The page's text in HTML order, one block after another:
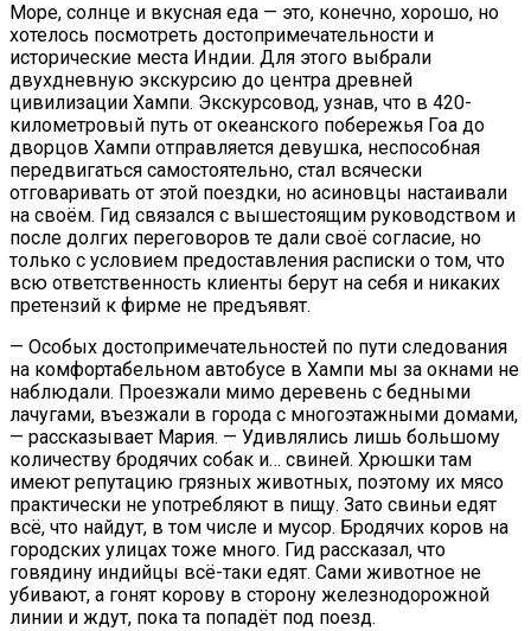
Море, солнце и вкусная еда — это, конечно, хорошо, но
хотелось посмотреть достопримечательности и
исторические места Индии. Для этого выбрали
двухдневную экскурсию до центра древней
цивилизации Хампи. Экскурсовод, узнав, что в 420-
километровый путь от океанского побережья Гоа до
дворцов Хампи отправляется девушка, неспособная
передвигаться самостоятельно, стал всячески
отговаривать от этой поездки, но асиновцы настаивали
на своём. Гид связался с вышестоящим руководством и
после долгих переговоров те дали своё согласие, но
только с условием предоставления расписки о том, что
всю ответственность клиенты берут на себя и никаких
претензий к фирме не предъявят.
— Особых достопримечательностей по пути следования
на комфортабельном автобусе в Хампи мы за окнами не
наблюдали. Проезжали мимо деревень с бедными
лачугами, въезжали в города с многоэтажными домами,
— рассказывает Мария. — Удивлялись лишь большому
количеству бродячих собак и… свиней. Хрюшки там
имеют репутацию грязных животных, поэтому их мясо
практически не употребляют в пищу. Зато свиньи едят
всё, что найдут, в том числе и мусор. Бродячих коров на
городских улицах тоже много. Гид рассказал, что
говядину индийцы всё-таки едят. Сами животное не
убивают, а гонят корову в сторону железнодорожной
линии и ждут, пока та попадёт под поезд.